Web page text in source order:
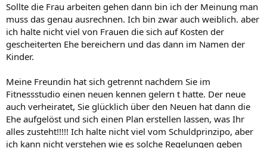
Sollte die Frau arbeiten gehen dann bin ich der Meinung man
muss das genau ausrechnen. Ich bin zwar auch weiblich. aber
ich halte nicht viel von Frauen die sich auf Kosten der
gescheiterten Ehe bereichern und das dann im Namen der
Kinder.
Meine Freundin hat sich getrennt nachdem Sie im
Fitnessstudio einen neuen kennen gelern t hatte. Der neue
auch verheiratet, Sie glücklich über den Neuen hat dann die
Ehe aufgelöst und sich einen Plan erstellen lassen, was Ihr
alles zusteht!!!!! Ich halte nicht viel vom Schuldprinzipo, aber
ich kann nicht verstehen wie es solche Regelungen geben